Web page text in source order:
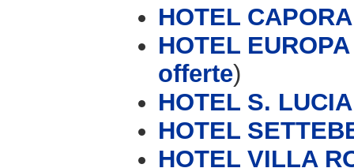
HOTEL
HOTEL
offerte)
HOTEL S. LUCIA
HOTEL
HOTEL VILLA